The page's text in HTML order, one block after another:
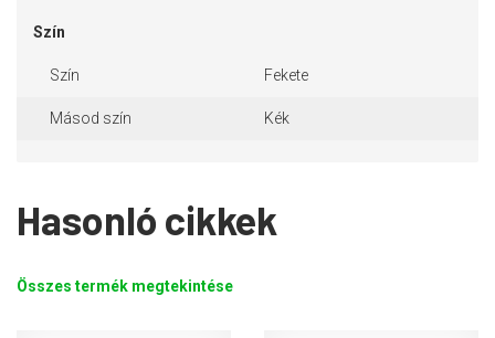
Szín
Szín Fekete
Másod szín Kék
Hasonló cikkek
Összes termék megtekintése